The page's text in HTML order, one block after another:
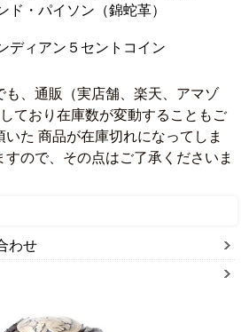
・パイソン（錦蛇革）
ディアン５セントコイン
、通販（実店舗、楽天、アマゾ
ており在庫数が変動することもご
た 商品が在庫切れになってしま
ので、その点はご了承くださいま
わせ